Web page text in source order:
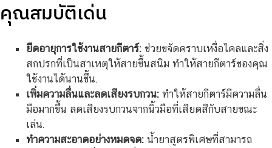
คุณสมบัติเด่น
ยืดอายุการใช้งานสายกีตาร์:ช่วยขจัดคราบเหงื่อไคลและสิ่ง
สกปรกที่เป็นสาเหตุให้สายขึ้นสนิม ทำให้สายกีตาร์ของคุณ
ใช้งานได้นานขึ้น.
เพิ่มความลื่นและลดเสียงรบกวน:ทำให้สายกีตาร์มีความลื่น
มือมากขึ้น ลดเสียงรบกวนจากนิ้วมือที่เสียดสีกับสายขณะ
เล่น.
ทำความสะอาดอย่างหมดจด:น้ำยาสูตรพิเศษที่สามารถ